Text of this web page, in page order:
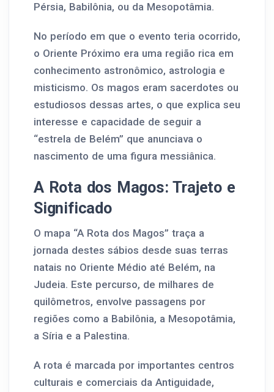
Pérsia, Babilônia, ou da Mesopotâmia.
No período em que o evento teria ocorrido,
o Oriente Próximo era uma região rica em
conhecimento astronômico, astrologia e
misticismo. Os magos eram sacerdotes ou
estudiosos dessas artes, o que explica seu
interesse e capacidade de seguir a
“estrela de Belém” que anunciava o
nascimento de uma figura messiânica.
A Rota dos Magos: Trajeto e
Significado
O mapa “A Rota dos Magos” traça a
jornada destes sábios desde suas terras
natais no Oriente Médio até Belém, na
Judeia. Este percurso, de milhares de
quilômetros, envolve passagens por
regiões como a Babilônia, a Mesopotâmia,
a Síria e a Palestina.
A rota é marcada por importantes centros
culturais e comerciais da Antiguidade,